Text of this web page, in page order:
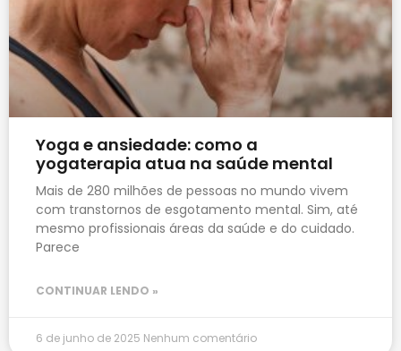
Yoga e ansiedade: como a
yogaterapia atua na saúde mental
Mais de 280 milhões de pessoas no mundo vivem
com transtornos de esgotamento mental. Sim, até
mesmo profissionais áreas da saúde e do cuidado.
Parece
CONTINUAR LENDO »
6 de junho de 2025 Nenhum comentário